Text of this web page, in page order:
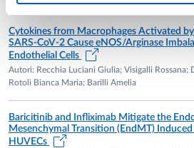
Cytokines from Macrophages Activated
SARS-CoV-2 Cause eNOS/Arginase
Endothelial Cells
Autori: Recchia Luciani Giulia; Visigalli Rossana;
Rotoli Bianca Maria; Barilli Amelia
Baricitinib and Infliximab Mitigate the
Mesenchymal Transition (EndMT)
HUVECs